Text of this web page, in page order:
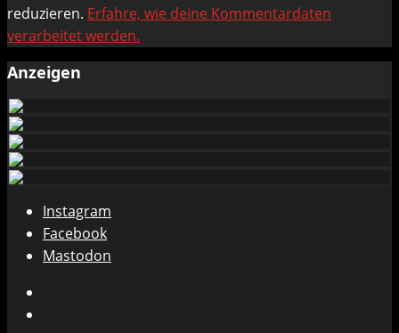
reduzieren. Erfahre, wie deine Kommentardaten
verarbeitet werden.
Anzeigen
Instagram
Facebook
Mastodon